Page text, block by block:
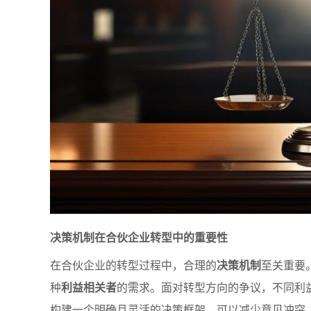
决策机制在合伙企业转型中的重要性
在合伙企业的转型过程中，合理的决策机制至关重要
种利益相关者的需求。面对转型方向的争议，不同